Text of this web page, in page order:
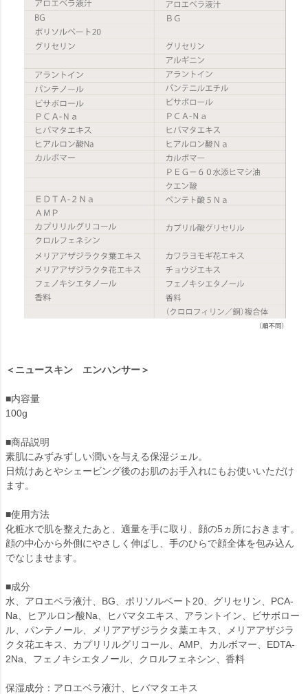
＜ニュースキン エンハンサー＞
■内容量
100g
■商品説明
素肌にみずみずしい潤いを与える保湿ジェル。
日焼けあとやシェービング後のお肌のお手入れにもお使いいただけ
ます。
■使用方法
化粧水で肌を整えたあと、適量を手に取り、顔の5ヵ所におきます。
顔の中心から外側にやさしく伸ばし、手のひらで顔全体を包み込ん
でなじませます。
■成分
水、アロエベラ液汁、BG、ポリソルベート20、グリセリン、PCA-
Na、ヒアルロン酸Na、ヒバマタエキス、アラントイン、ビサボロー
ル、パンテノール、メリアアザジラクタ葉エキス、メリアアザジラ
クタ花エキス、カプリリルグリコール、AMP、カルボマー、EDTA-
2Na、フェノキシエタノール、クロルフェネシン、香料
保湿成分：アロエベラ液汁、ヒバマタエキス